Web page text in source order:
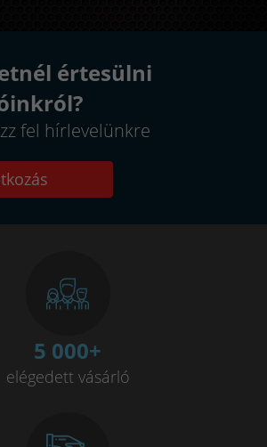
értesülni
fel hírlevelünkre
5 000+
elégedett vásárló